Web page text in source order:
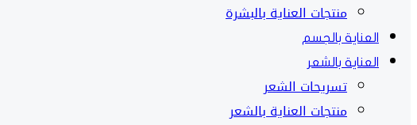
منتجات العناية بالبشرة
العناية بالجسم
العناية بالشعر
تسريحات الشعر
منتجات العناية بالشعر